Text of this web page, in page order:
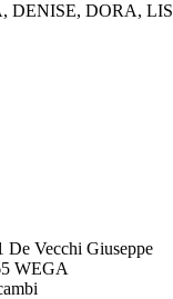
DENISE, DORA,
Vecchi Giuseppe
WEGA